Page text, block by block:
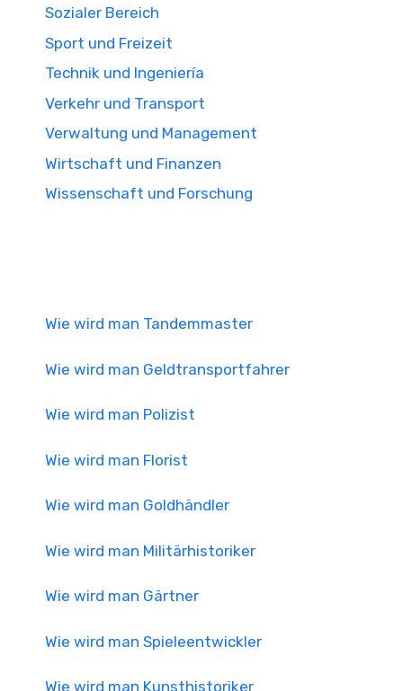
Sozialer Bereich
Sport und Freizeit
Technik und Ingeniería
Verkehr und Transport
Verwaltung und Management
Wirtschaft und Finanzen
Wissenschaft und Forschung
Wie wird man Tandemmaster
Wie wird man Geldtransportfahrer
Wie wird man Polizist
Wie wird man Florist
Wie wird man Goldhändler
Wie wird man Militärhistoriker
Wie wird man Gärtner
Wie wird man Spieleentwickler
Wie wird man Kunsthistoriker